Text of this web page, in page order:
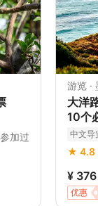
加过
游览 ·
大洋
10个
中文导
★ 4.8
¥ 376
优惠